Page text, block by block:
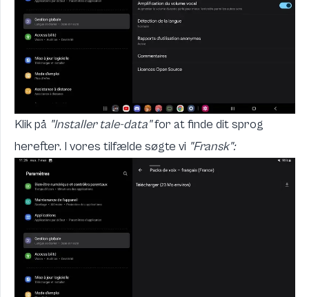
Klik på "Installer tale-data"for at finde dit sprog
herefter. I vores tilfælde søgte vi "Fransk":